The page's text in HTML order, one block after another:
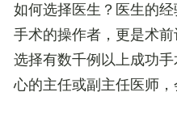
如何选择医生？ 医生的
手术的操作者，更是术前
选择有数千例以上成功
心的主任或副主任医师，